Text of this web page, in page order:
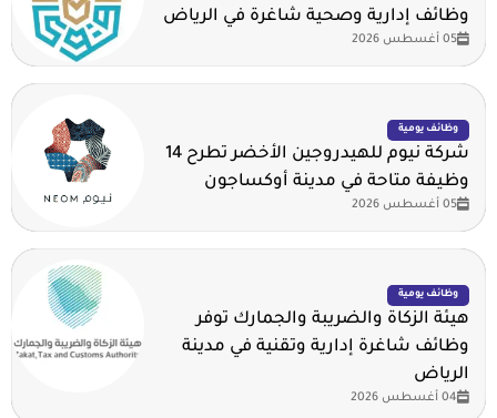
وظائف إدارية وصحية شاغرة في الرياض
05 أغسطس 2026
وظائف يومية
شركة نيوم للهيدروجين الأخضر تطرح 14
وظيفة متاحة في مدينة أوكساجون
05 أغسطس 2026
وظائف يومية
هيئة الزكاة والضريبة والجمارك توفر
وظائف شاغرة إدارية وتقنية في مدينة
الرياض
04 أغسطس 2026